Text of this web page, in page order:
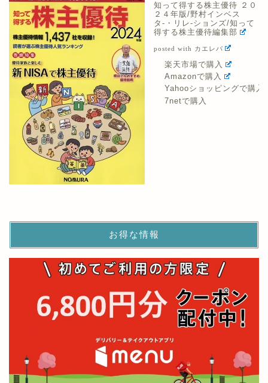
知って得する株主優待 ２０
２４年版/野村インベス
タ-・リレ-ションズ/知って
得する株主優待編集部
posted with カエレバ
楽天市場で購入
Amazonで購入
Yahooショッピングで購入
7netで購入
お得な情報